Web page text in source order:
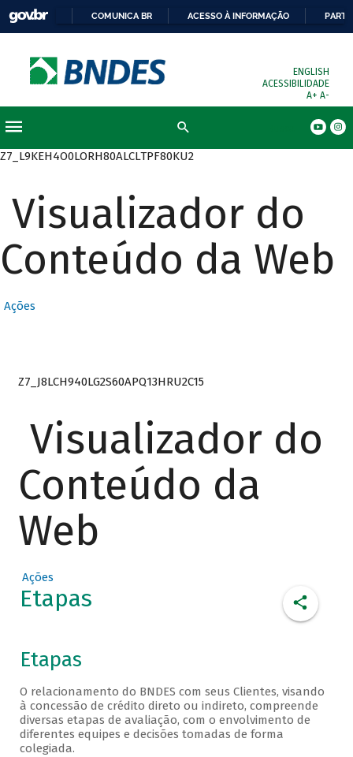
COMUNICA BR ACESSO À INFORMAÇÃO
ENGLISH
ACESSIBILIDADE
A+ A-
Z7_L9KEH4O0LORH80ALCLTPF80KU2
Visualizador do
Conteúdo da Web
Ações
Z7_J8LCH940LG2S60APQ13HRU2C15
Visualizador do
Conteúdo da
Web
Ações
Etapas
Etapas
O relacionamento do BNDES com seus Clientes, visando
à concessão de crédito direto ou indireto, compreende
diversas etapas de avaliação, com o envolvimento de
diferentes equipes e decisões tomadas de forma
colegiada.